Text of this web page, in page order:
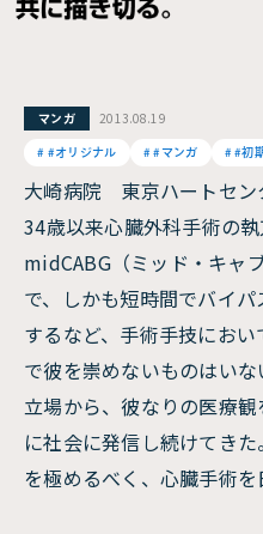
マンガ 2013.08.19
#オリジナル #マンガ #初
大崎病院 東京ハートセン
34歳以来心臓外科手術の
midCABG（ミッド・キャ
で、しかも短時間でバイ
するなど、手術手技にお
で彼を崇めないものはい
立場から、彼なりの医療
に社会に発信し続けてき
を極めるべく、心臓手術を